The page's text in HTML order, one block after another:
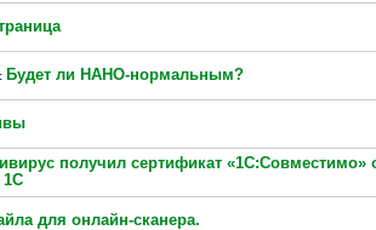
Будет ли НАНО-нормальным?
получил сертификат «1С:Совместимо»
1С
для онлайн-сканера.